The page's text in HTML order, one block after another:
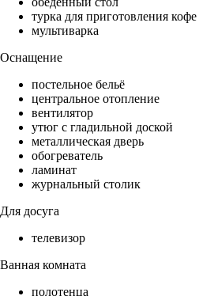
турка для приготовления кофе
мультиварка
Оснащение
постельное бельё
центральное отопление
вентилятор
утюг с гладильной доской
металлическая дверь
обогреватель
ламинат
журнальный столик
Для досуга
телевизор
Ванная комната
полотенца